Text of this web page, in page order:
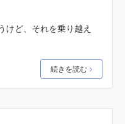
けど、それを乗り越え
続きを読む